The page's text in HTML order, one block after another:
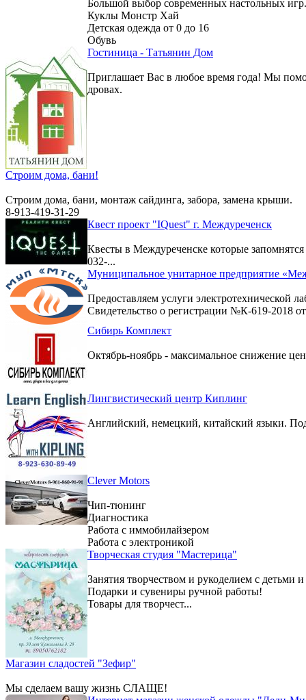
Большой выбор современных настольных игр.
Куклы Монстр Хай
Детская одежда от 0 до 16
Обувь
Гостиница - Татьянин Дом
Приглашает Вас в любое время года! Мы
дровах.
Строим дома, бани!
Строим дома, бани, монтаж сайдинга, забора, замена крыши.
8-913-419-31-29
Квест проект "IQuest" г. Междуреченск
Квесты в Междуреченске которые
032-...
Муниципальное унитарное предприятие
Предоставляем услуги электротехнической
Свидетельство о регистрации №К-619-2018 от
Сибирь Комплект
Октябрь-ноябрь - максимальное снижение
Лингвистический центр Киплинг
Английский, немецкий, китайский языки.
Clever Motors
Чип-тюнинг
Диагностика
Работа с иммобилайзером
Работа с электроникой
Творческая студия "Мастерица"
Занятия творчеством и рукоделием с детьми
Подарки и сувениры ручной работы!
Товары для творчест...
Магазин сладостей "Зефир"
Мы сделаем вашу жизнь СЛАЩЕ!